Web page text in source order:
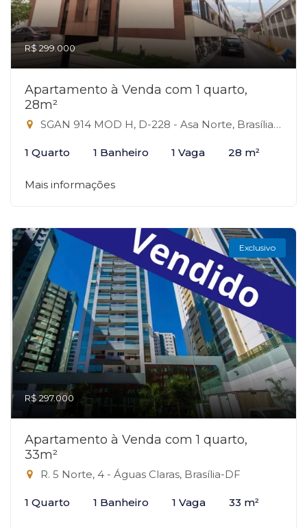
R$ 299.000
Apartamento à Venda com 1 quarto,
28m²
SGAN 914 MOD H, D-228 - Asa Norte, Brasília-DF
1 Quarto 1 Banheiro 1 Vaga 28 m²
Mais informações
Exclusivo
R$ 297.000
Apartamento à Venda com 1 quarto,
33m²
R. 5 Norte, 4 - Águas Claras, Brasília-DF
1 Quarto 1 Banheiro 1 Vaga 33 m²